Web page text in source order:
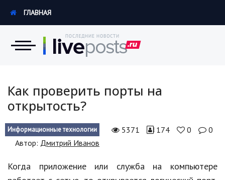
Экономика
Происшествия
Россия
ГЛАВНАЯ
Как проверить порты на
открытость?
Информационные технологии 5371 174 0
0
Автор: Дмитрий Иванов
Когда приложение или служба на компьютере